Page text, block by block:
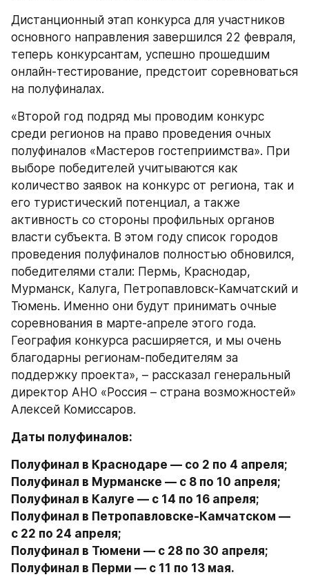
Дистанционный этап конкурса для участников
основного направления завершился 22 февраля,
теперь конкурсантам, успешно прошедшим
онлайн-тестирование, предстоит соревноваться
на полуфиналах.
«Второй год подряд мы проводим конкурс
среди регионов на право проведения очных
полуфиналов «Мастеров гостеприимства». При
выборе победителей учитываются как
количество заявок на конкурс от региона, так и
его туристический потенциал, а также
активность со стороны профильных органов
власти субъекта. В этом году список городов
проведения полуфиналов полностью обновился,
победителями стали: Пермь, Краснодар,
Мурманск, Калуга, Петропавловск-Камчатский и
Тюмень. Именно они будут принимать очные
соревнования в марте-апреле этого года.
География конкурса расширяется, и мы очень
благодарны регионам-победителям за
поддержку проекта», – рассказал генеральный
директор АНО «Россия – страна возможностей»
Алексей Комиссаров.
Даты полуфиналов:
Полуфинал в Краснодаре — со 2 по 4 апреля;
Полуфинал в Мурманске — с 8 по 10 апреля;
Полуфинал в Калуге — с 14 по 16 апреля;
Полуфинал в Петропавловске-Камчатском —
с 22 по 24 апреля;
Полуфинал в Тюмени — с 28 по 30 апреля;
Полуфинал в Перми — с 11 по 13 мая.